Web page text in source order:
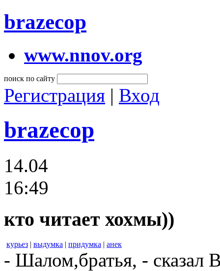
brazecop
www.nnov.org
поиск по сайту
Регистрация | Вход
brazecop
14.04
16:49
кто читает хохмы))
курьез | выдумка | придумка | анек
- Шалом,братья, - сказал